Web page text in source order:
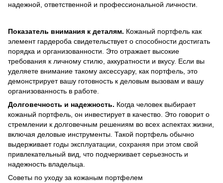
надежной, ответственной и профессиональной личности.
Показатель внимания к деталям. Кожаный портфель как
элемент гардероба свидетельствует о способности достигать
порядка и организованности. Это отражает высокие
требования к личному стилю, аккуратности и вкусу. Если вы
уделяете внимание такому аксессуару, как портфель, это
демонстрирует вашу готовность к деловым вызовам и вашу
организованность в работе.
Долговечность и надежность. Когда человек выбирает
кожаный портфель, он инвестирует в качество. Это говорит о
стремлении к долговечным решениям во всех аспектах жизни,
включая деловые инструменты. Такой портфель обычно
выдерживает годы эксплуатации, сохраняя при этом свой
привлекательный вид, что подчеркивает серьезность и
надежность владельца.
Советы по уходу за кожаным портфелем